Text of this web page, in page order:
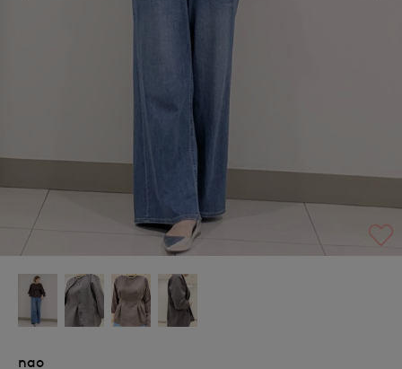
nao